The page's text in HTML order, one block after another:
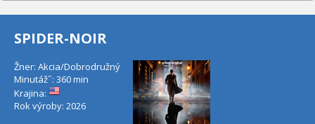
SPIDER-NOIR
Žner: Akcia/Dobrodružný
Minutáž˝: 360 min
Krajina:
Rok výroby: 2026